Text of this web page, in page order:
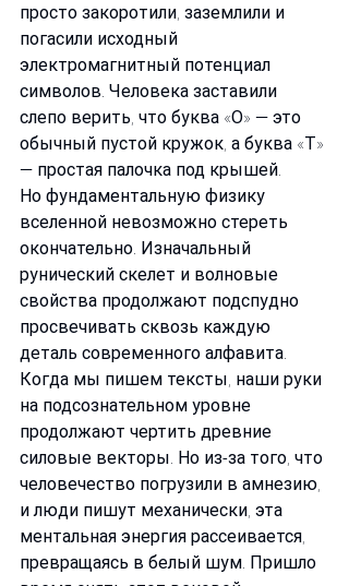
просто закоротили, заземлили и
погасили исходный
электромагнитный потенциал
символов. Человека заставили
слепо верить, что буква «О» — это
обычный пустой кружок, а буква «Т»
— простая палочка под крышей.
Но фундаментальную физику
вселенной невозможно стереть
окончательно. Изначальный
рунический скелет и волновые
свойства продолжают подспудно
просвечивать сквозь каждую
деталь современного алфавита.
Когда мы пишем тексты, наши руки
на подсознательном уровне
продолжают чертить древние
силовые векторы. Но из-за того, что
человечество погрузили в амнезию,
и люди пишут механически, эта
ментальная энергия рассеивается,
превращаясь в белый шум. Пришло